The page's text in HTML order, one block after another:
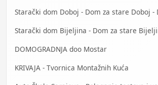
DOMOGRADNJA doo Mostar
KRIVAJA - Tvornica Montažnih Kuća